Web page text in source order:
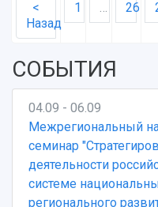
<
Назад
1 … 26
СОБЫТИЯ
04.09 - 06.09
Межрегиональный
семинар
деятельности
системе
регионального